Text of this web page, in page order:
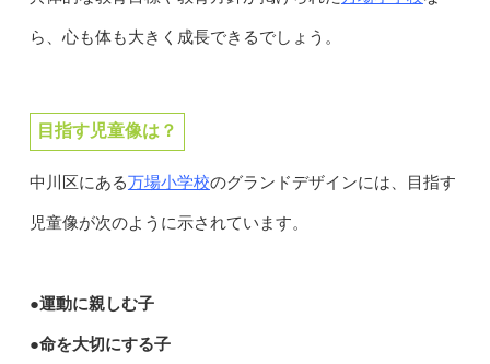
ら、心も体も大きく成長できるでしょう。
目指す児童像は？
中川区にある万場小学校のグランドデザインには、目指す
児童像が次のように示されています。
●運動に親しむ子
●命を大切にする子